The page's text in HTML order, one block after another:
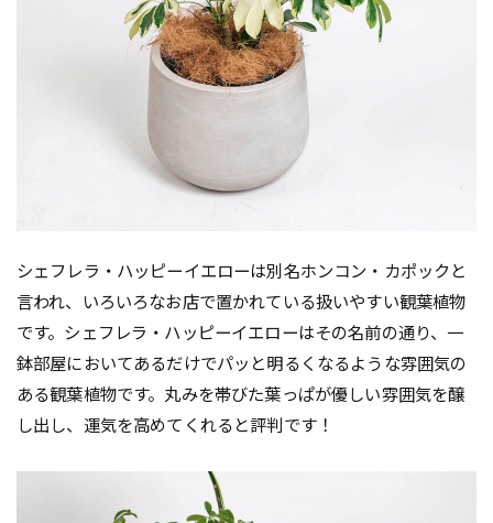
シェフレラ・ハッピーイエローは別名ホンコン・カポックと
言われ、いろいろなお店で置かれている扱いやすい観葉植物
です。シェフレラ・ハッピーイエローはその名前の通り、一
鉢部屋においてあるだけでパッと明るくなるような雰囲気の
ある観葉植物です。丸みを帯びた葉っぱが優しい雰囲気を醸
し出し、運気を高めてくれると評判です！